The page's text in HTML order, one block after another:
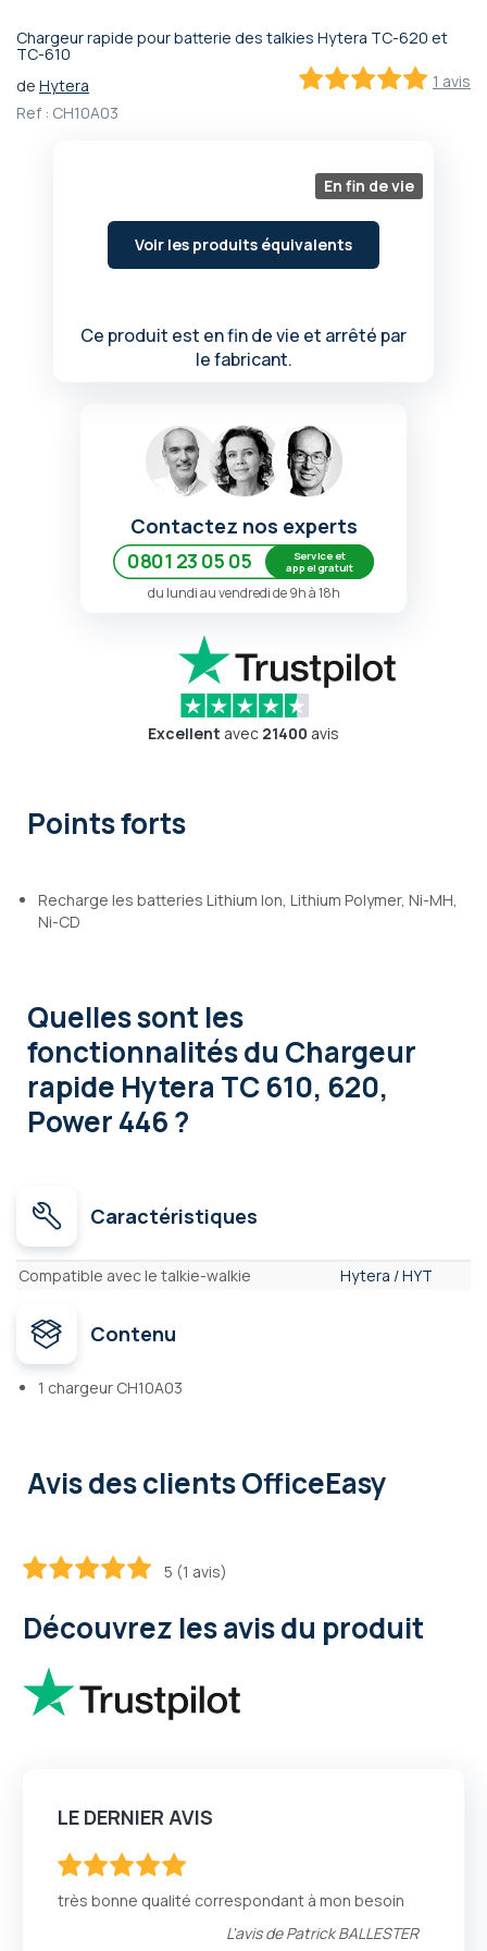
Chargeur rapide pour batterie des talkies Hytera TC-620 et
TC-610
1 avis
de Hytera
Ref : CH10A03
En fin de vie
Voir les produits équivalents
Ce produit est en fin de vie et arrêté par
le fabricant.
Passer
début
de
Contactez nos experts
0801 23 05 05
Service et
appel gratuit
du lundi au vendredi de 9h à 18h
Excellent avec 21400 avis
Points forts
Recharge les batteries Lithium Ion, Lithium Polymer, Ni-MH,
Ni-CD
Quelles sont les
fonctionnalitésdu Chargeur
rapide Hytera TC 610, 620,
Power 446 ?
Caractéristiques
Caractéristiques
Compatible avec le talkie-walkie Hytera / HYT
Contenu
1 chargeur CH10A03
Avis des clients OfficeEasy
5 (1 avis)
Découvrez les avis du produit
LE DERNIER AVIS
très bonne qualité correspondant à mon besoin
L'avis dePatrick BALLESTER